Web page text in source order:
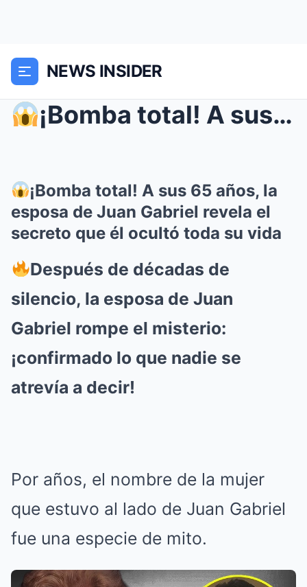
NEWS INSIDER
¡Bomba total! A sus 65 años, la esposa de Juan Ga...
¡Bomba total! A sus 65 años, la
esposa de Juan Gabriel revela el
secreto que él ocultó toda su vida
Después de décadas de
silencio, la esposa de Juan
Gabriel rompe el misterio:
¡confirmado lo que nadie se
atrevía a decir!
Por años, el nombre de la mujer
que estuvo al lado de Juan Gabriel
fue una especie de mito.